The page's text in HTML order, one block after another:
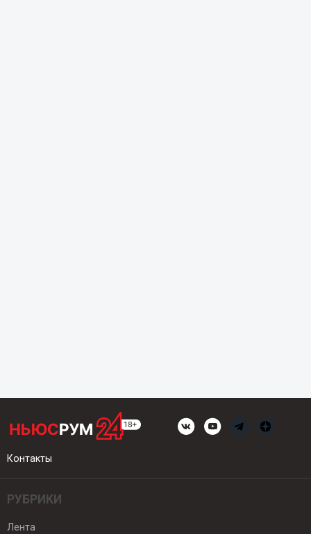
Контакты
РУБРИКИ
Лента